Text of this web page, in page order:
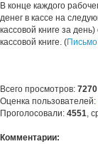
В конце каждого
денег в кассе на
кассовой книге за
кассовой книге. (
Всего просмотров: 7270
Оценка пользователей:
Проголосовали: 4551,
Комментарии: